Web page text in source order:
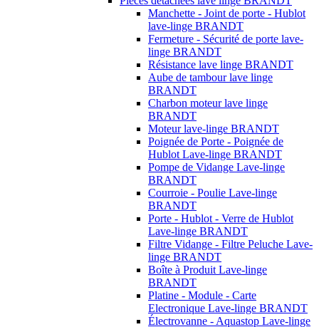
Manchette - Joint de porte - Hublot
lave-linge BRANDT
Fermeture - Sécurité de porte lave-
linge BRANDT
Résistance lave linge BRANDT
Aube de tambour lave linge
BRANDT
Charbon moteur lave linge
BRANDT
Moteur lave-linge BRANDT
Poignée de Porte - Poignée de
Hublot Lave-linge BRANDT
Pompe de Vidange Lave-linge
BRANDT
Courroie - Poulie Lave-linge
BRANDT
Porte - Hublot - Verre de Hublot
Lave-linge BRANDT
Filtre Vidange - Filtre Peluche Lave-
linge BRANDT
Boîte à Produit Lave-linge
BRANDT
Platine - Module - Carte
Electronique Lave-linge BRANDT
Électrovanne - Aquastop Lave-linge